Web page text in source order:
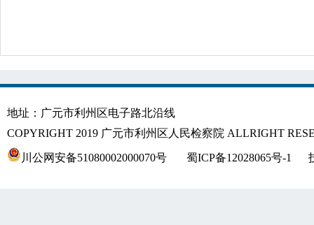
地址：广元市利州区电子路北沿线
COPYRIGHT 2019 广元市利州区人民检察院 ALLRIGHT
川公网安备51080002000070号 蜀ICP备12028065号-1